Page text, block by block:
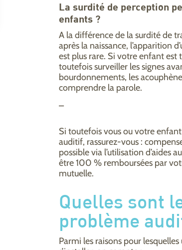
La surdité de perception
enfants ?
A la différence de la surdité de
après la naissance, l’apparition
est plus rare. Si votre enfant est
toutefois surveiller les signes
bourdonnements, les
comprendre la parole.
Si toutefois vous ou votre
auditif, rassurez-vous :
possible via l’utilisation d’aides
être 100 % remboursées par
mutuelle.
Quelles sont
problème
Parmi les raisons pour